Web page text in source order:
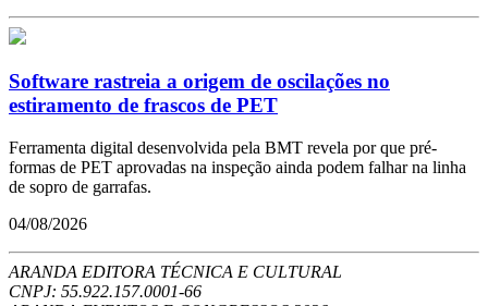
Software rastreia a origem de oscilações no
estiramento de frascos de PET
Ferramenta digital desenvolvida pela BMT revela por que pré-
formas de PET aprovadas na inspeção ainda podem falhar na linha
de sopro de garrafas.
04/08/2026
ARANDA EDITORA TÉCNICA E CULTURAL
CNPJ: 55.922.157.0001-66